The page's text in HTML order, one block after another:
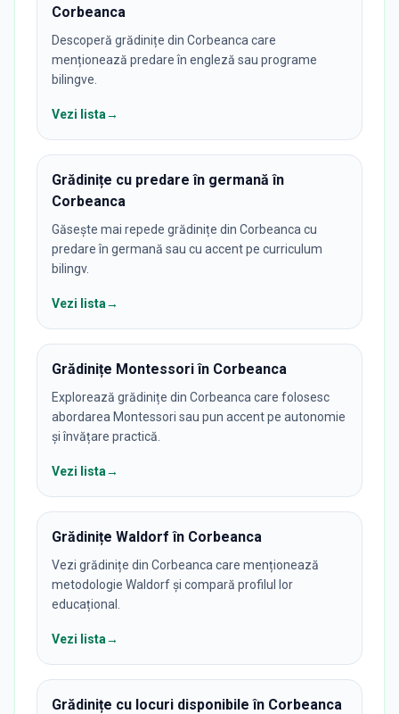
Corbeanca
Descoperă grădinițe din Corbeanca care
menționează predare în engleză sau programe
bilingve.
Vezi lista→
Grădinițe cu predare în germană în
Corbeanca
Găsește mai repede grădinițe din Corbeanca cu
predare în germană sau cu accent pe curriculum
bilingv.
Vezi lista→
Grădinițe Montessori în Corbeanca
Explorează grădinițe din Corbeanca care folosesc
abordarea Montessori sau pun accent pe autonomie
și învățare practică.
Vezi lista→
Grădinițe Waldorf în Corbeanca
Vezi grădinițe din Corbeanca care menționează
metodologie Waldorf și compară profilul lor
educațional.
Vezi lista→
Grădinițe cu locuri disponibile în Corbeanca